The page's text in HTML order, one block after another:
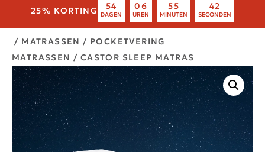
25% KORTING 54
DAGEN
06
UREN
55
MINUTEN
41
SECONDEN
/ MATRASSEN / POCKETVERING
MATRASSEN / CASTOR SLEEP MATRAS